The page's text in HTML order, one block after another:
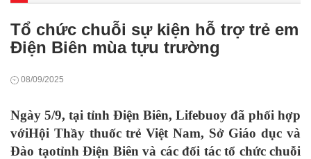
Tổ chức chuỗi sự kiện hỗ trợ trẻ em
Điện Biên mùa tựu trường
08/09/2025
Ngày 5/9, tại tỉnh Điện Biên, Lifebuoy đã phối hợp
vớiHội Thầy thuốc trẻ Việt Nam, Sở Giáo dục và
Đào tạotỉnh Điện Biên và các đối tác tổ chức chuỗi